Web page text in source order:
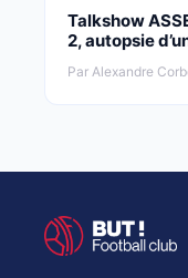
Talkshow
2, autopsie
Par Alexandre